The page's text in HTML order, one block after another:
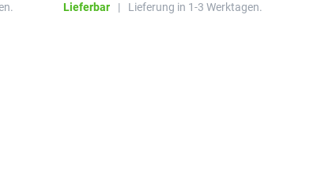
Lieferbar
| Lieferung in 1-3 Werktagen.